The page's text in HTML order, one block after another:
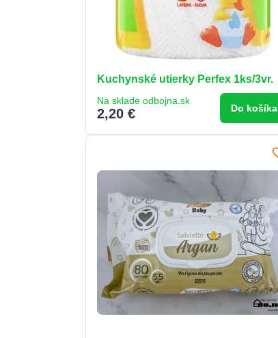
Kuchynské utierky Perfex 1ks/3vr.
Na sklade odbojna.sk
2,20 € Do košíka